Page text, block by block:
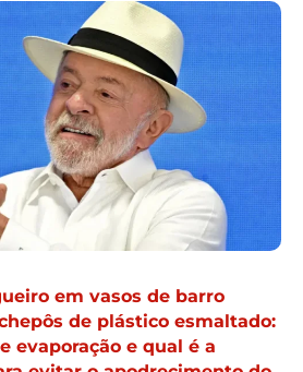
em vasos de barro
de plástico esmaltado:
evaporação e qual é a